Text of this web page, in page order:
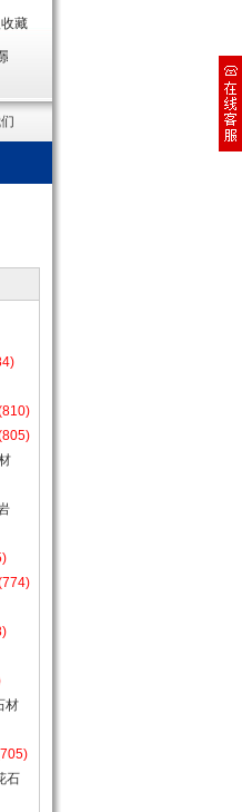
藏
材，厦门外墙干挂石材，厦门地
材
石